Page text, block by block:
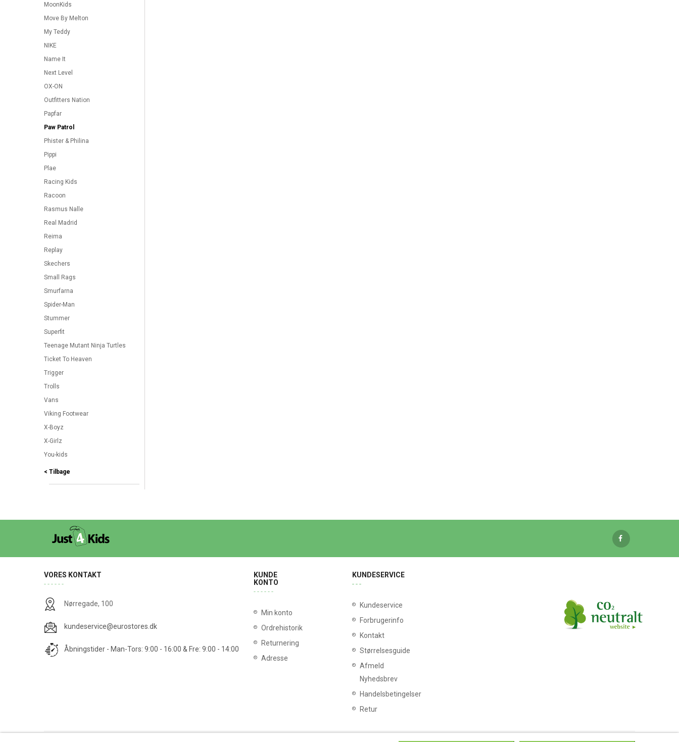
MoonKids
Move By Melton
My Teddy
NIKE
Name It
Next Level
OX-ON
Outfitters Nation
Papfar
Paw Patrol
Phister & Philina
Pippi
Plae
Racing Kids
Racoon
Rasmus Nalle
Real Madrid
Reima
Replay
Skechers
Small Rags
Smurfarna
Spider-Man
Stummer
Superfit
Teenage Mutant Ninja Turtles
Ticket To Heaven
Trigger
Trolls
Vans
Viking Footwear
X-Boyz
X-Girlz
You-kids
< Tilbage
VORES KONTAKT
Nørregade, 100
kundeservice@eurostores.dk
Åbningstider - Man-Tors: 9:00 - 16:00 & Fre: 9:00 - 14:00
KUNDE
KONTO
Min konto
Ordrehistorik
Returnering
Adresse
KUNDESERVICE
Kundeservice
Forbrugerinfo
Kontakt
Størrelsesguide
Afmeld
Nyhedsbrev
Handelsbetingelser
Retur